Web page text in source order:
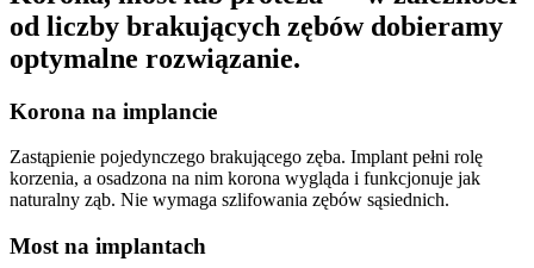
od liczby brakujących zębów dobieramy
optymalne rozwiązanie.
Korona na implancie
Zastąpienie pojedynczego brakującego zęba. Implant pełni rolę
korzenia, a osadzona na nim korona wygląda i funkcjonuje jak
naturalny ząb. Nie wymaga szlifowania zębów sąsiednich.
Most na implantach